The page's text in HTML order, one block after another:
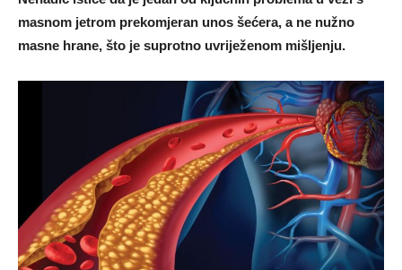
masnom jetrom prekomjeran unos šećera, a ne nužno
masne hrane, što je suprotno uvriježenom mišljenju.